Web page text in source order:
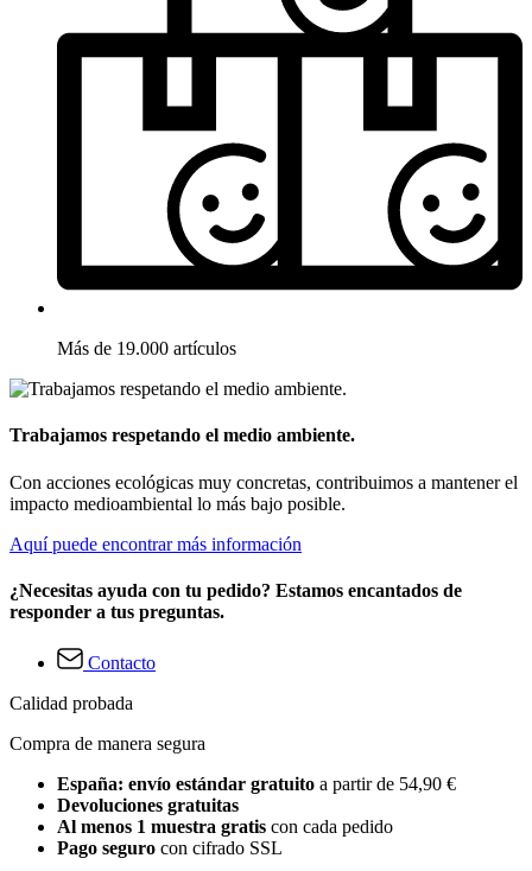
Más de 19.000 artículos
Trabajamos respetando el medio ambiente.
Con acciones ecológicas muy concretas, contribuimos a mantener el
impacto medioambiental lo más bajo posible.
Aquí puede encontrar más información
¿Necesitas ayuda con tu pedido? Estamos encantados de
responder a tus preguntas.
Contacto
Calidad probada
Compra de manera segura
España: envío estándar gratuito a partir de 54,90 €
Devoluciones gratuitas
Al menos 1 muestra gratis con cada pedido
Pago seguro con cifrado SSL